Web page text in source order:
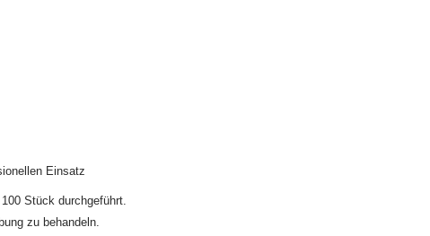
Einsatz
Stück durchgeführt.
zu behandeln.